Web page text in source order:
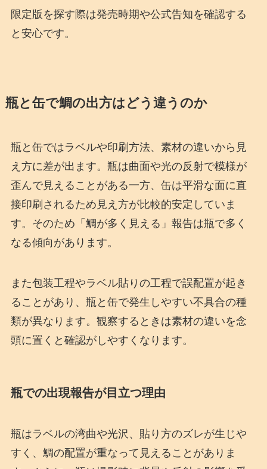
限定版を探す際は発売時期や公式告知を確認する
と安心です。
瓶と缶で鯛の出方はどう違うのか
瓶と缶ではラベルや印刷方法、素材の違いから見
え方に差が出ます。瓶は曲面や光の反射で模様が
歪んで見えることがある一方、缶は平滑な面に直
接印刷されるため見え方が比較的安定していま
す。そのため「鯛が多く見える」報告は瓶で多く
なる傾向があります。
また包装工程やラベル貼りの工程で誤配置が起き
ることがあり、瓶と缶で発生しやすい不具合の種
類が異なります。観察するときは素材の違いを念
頭に置くと確認がしやすくなります。
瓶での出現報告が目立つ理由
瓶はラベルの湾曲や光沢、貼り方のズレが生じや
すく、鯛の配置が重なって見えることがありま